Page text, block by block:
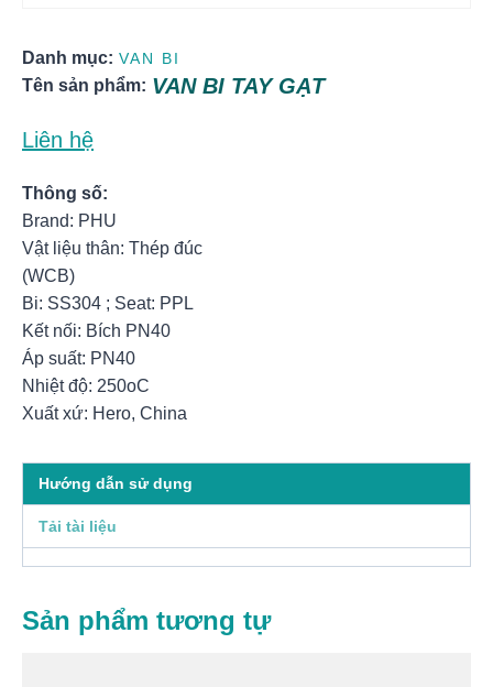
Danh mục: VAN BI
Tên sản phẩm: VAN BI TAY GẠT
Liên hệ
Thông số:
Brand: PHU
Vật liệu thân: Thép đúc
(WCB)
Bi: SS304 ; Seat: PPL
Kết nối: Bích PN40
Áp suất: PN40
Nhiệt độ: 250oC
Xuất xứ: Hero, China
Hướng dẫn sử dụng
Tải tài liệu
Sản phẩm tương tự